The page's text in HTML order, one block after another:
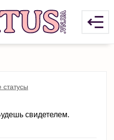
статусы
свидетелем.